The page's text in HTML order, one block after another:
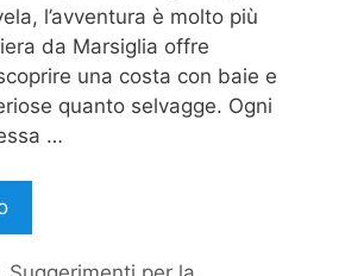
l’avventura è molto più
da Marsiglia offre
una costa con baie e
quanto selvagge. Ogni
…